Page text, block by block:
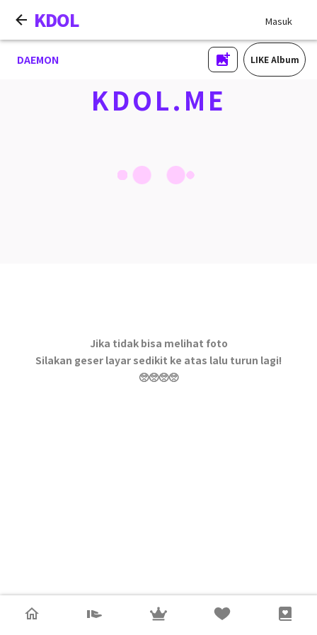
KDOL Masuk
DAEMON LIKE Album
KDOL.ME
Jika tidak bisa melihat foto
Silakan geser layar sedikit ke atas lalu turun lagi!
🥺🥺🥺🥺